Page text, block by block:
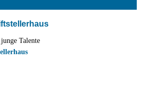
Talente